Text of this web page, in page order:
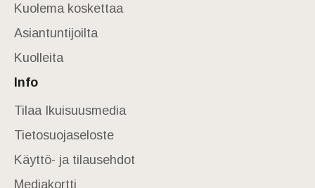
Kuolema koskettaa
Asiantuntijoilta
Kuolleita
Info
Tilaa Ikuisuusmedia
Tietosuojaseloste
Käyttö- ja tilausehdot
Mediakortti